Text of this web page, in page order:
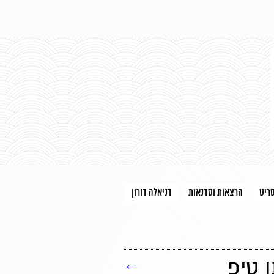
הרצאות וסדנאות
דניאלה דורון
טיפ ←